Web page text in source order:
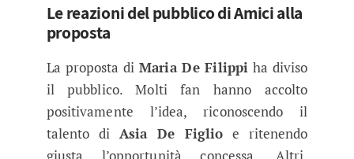
Le reazioni del pubblico di Amici alla
proposta
La proposta diMaria De Filippi ha diviso
il pubblico. Molti fan hanno accolto
positivamente l’idea, riconoscendo il
talento di Asia De Figlio e ritenendo
giusta l’opportunità concessa. Altri,